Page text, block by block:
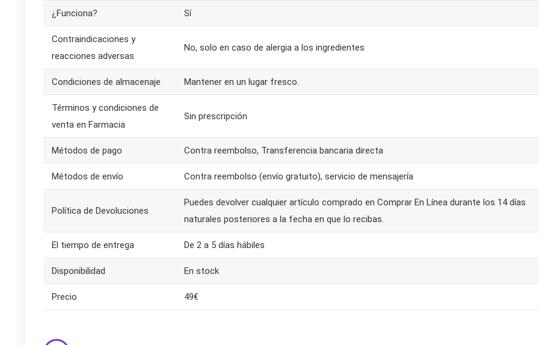
¿Funciona? Sí
Contraindicaciones y
reacciones adversas
No, solo en caso de alergia a los ingredientes
Condiciones de almacenaje Mantener en un lugar fresco.
Términos y condiciones de
venta en Farmacia
Sin prescripción
Métodos de pago Contra reembolso, Transferencia bancaria directa
Métodos de envío Contra reembolso (envío gratuito), servicio de mensajería
Política de Devoluciones
Puedes devolver cualquier artículo comprado en Comprar En Línea durante los 14 días
naturales posteriores a la fecha en que lo recibas.
El tiempo de entrega De 2 a 5 días hábiles
Disponibilidad En stock
Precio 49€